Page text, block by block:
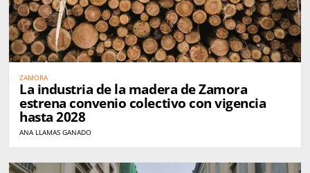
ZAMORA
La industria de la madera de Zamora
estrena convenio colectivo con vigencia
hasta 2028
ANA LLAMAS GANADO